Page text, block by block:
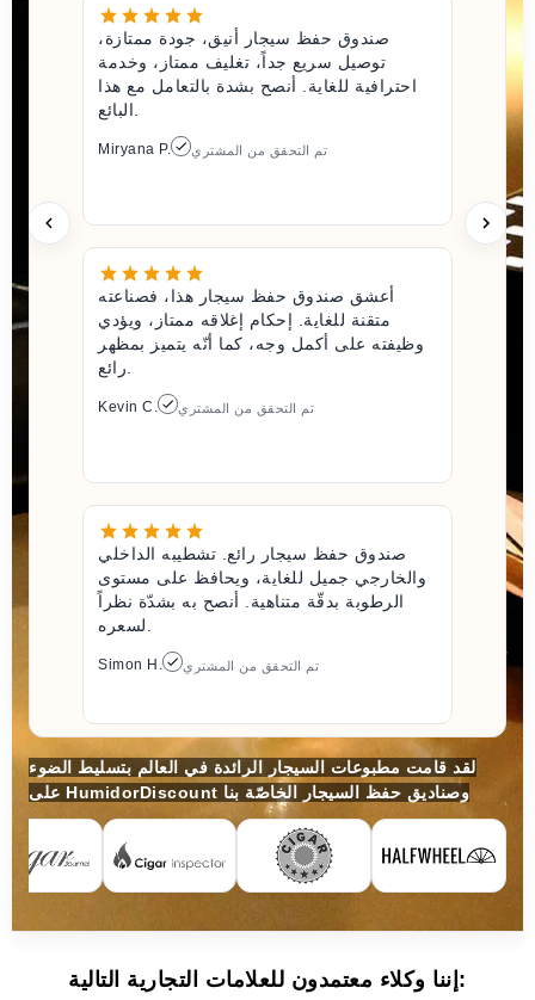
صندوق حفظ سيجار أنيق، جودة ممتازة،
توصيل سريع جداً، تغليف ممتاز، وخدمة
احترافية للغاية. أنصح بشدة بالتعامل مع هذا
Miryana P. تم التحقق من المشتري
أعشق صندوق حفظ سيجار هذا، فصناعته
متقنة للغاية. إحكام إغلاقه ممتاز، ويؤدي
وظيفته على أكمل وجه، كما أنّه يتميز بمظهر
Kevin C. تم التحقق من المشتري
صندوق حفظ سيجار رائع. تشطيبه الداخلي
والخارجي جميل للغاية، ويحافظ على مستوى
الرطوبة بدقّة متناهية. أنصح به بشدّة نظراً
Simon H. تم التحقق من المشتري
لقد قامت مطبوعات السيجار الرائدة في العالم بتسليط الضوء
على HumidorDiscount وصناديق حفظ السيجار الخاصّة بنا
إننا وكلاء معتمدون للعلامات التجارية التالية: